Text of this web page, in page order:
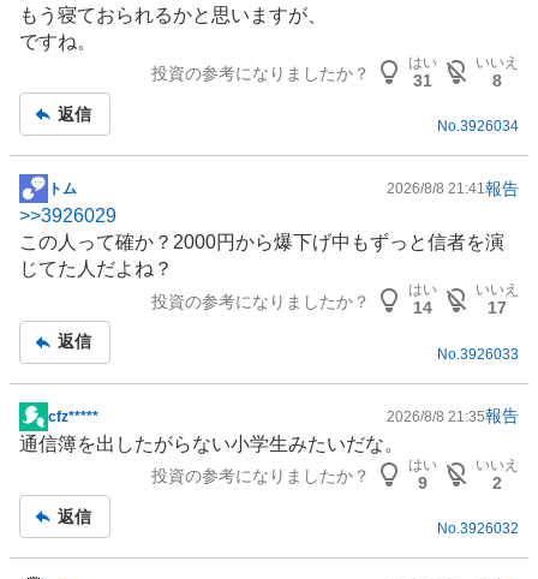
板
記
もう寝ておられるかと思いますが、
ですね。
投資の参考になりましたか？
はい
31
いいえ
8
返信
No.3926034
掲
示
板
記
トム 2026/8/8 21:41報告
>>3926029
この人って確か？2000円から爆下げ中もずっと信者を演
じてた人だよね？
投資の参考になりましたか？
はい
14
いいえ
17
返信
No. 3926033
掲
示
事
cfz***** 2026/8/8 21:35報告
通信簿を出したがらない小学生みたいだな。
投資の参考になりましたか？
はい
9
いいえ
2
返信
No.3926032